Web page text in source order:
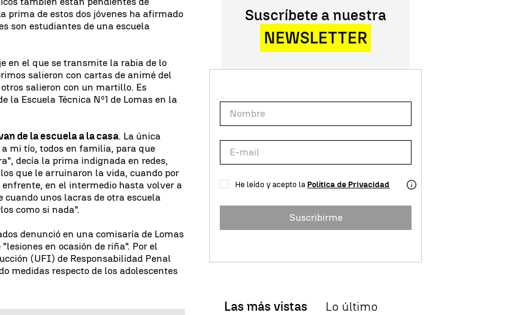
prima de estos dos jóvenes ha afirmado
son estudiantes de una escuela
en el que se transmite la rabia de lo
salieron con cartas de animé del
salieron con un martillo. Es
la Escuela Técnica Nº1 de Lomas en la
de la escuela a la casa. La única
mi tío, todos en familia, para que
decía la prima indignada en redes,
que le arruinaron la vida, cuando por
en el intermedio hasta volver a
unos lacras de otra escuela
como si nada".
denunció en una comisaría de Lomas
en ocasión de riña". Por el
(UFI) de Responsabilidad Penal
medidas respecto de los adolescentes
Suscríbete a nuestra
NEWSLETTER
He leído y acepto la Política de Privacidad
Suscribirme
Las más vistas Lo último